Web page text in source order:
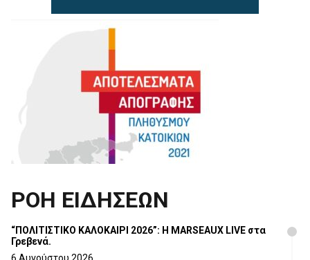
ΡΟΗ ΕΙΔΗΣΕΩΝ
“ΠΟΛΙΤΙΣΤΙΚΟ ΚΑΛΟΚΑΙΡΙ 2026”: Η MARSEAUX LIVE στα
Γρεβενά.